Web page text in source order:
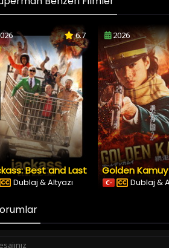
6.7
Best and Last
Dublaj & Altyazı
2026
Dublaj &